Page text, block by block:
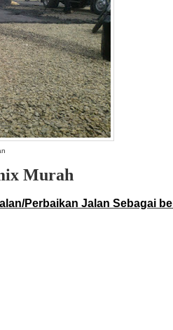
Murah
Perbaikan Jalan Sebagai